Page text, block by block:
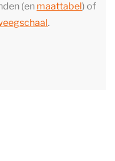
(en maattabel) of
.